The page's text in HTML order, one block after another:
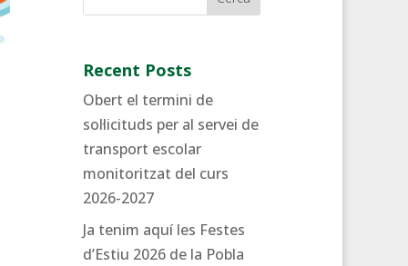
Recent Posts
Obert el termini de
sol·licituds per al servei de
transport escolar
monitoritzat del curs
2026-2027
Ja tenim aquí les Festes
d’Estiu 2026 de la Pobla